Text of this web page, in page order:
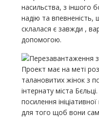
насильства, з іншого
надію та впевненість,
склалася є завжди ,
допомогою.
Проект має на меті
талановитих жінок з
інтернату міста
посилення
для того щоб вони